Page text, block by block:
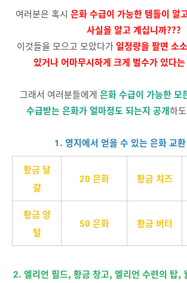
여러분은 혹시 은화 수급이 가능한 템들이 알
사실을 알고 계십니까???
이것들을 모으고 모았다가 일정량을 팔면 소
있거나 어마무시하게 크게 벌수가 있다는
그래서 여러분들에게 은화 수급이 가능한 모
수급받는 은화가 얼마정도 되는지 공개하
1. 영지에서 얻을 수 있는 은화 교
황금 달
걀
20 은화 황금 치즈
황금 양
털
50 은화 황금 버터
2. 엘리언 필드, 황금 창고, 엘리언 수련의 탑,